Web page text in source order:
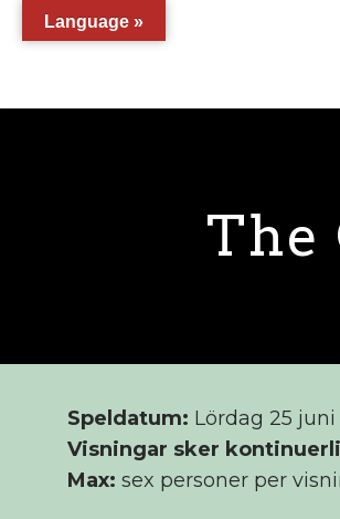
The
Speldatum: Lördag 25
Visningar sker
Max: sex personer per
Language »